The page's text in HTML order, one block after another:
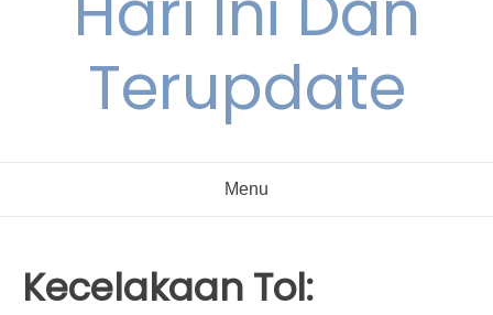
Terupdate
Menu
Kecelakaan Tol: